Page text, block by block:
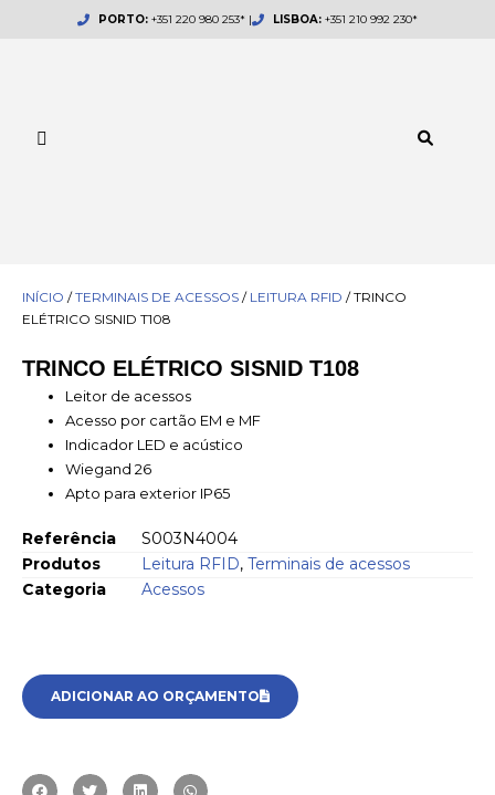
PORTO: +351 220 980 253* | LISBOA:+351 210 992 230*
INÍCIO /TERMINAIS DE ACESSOS / LEITURA RFID / TRINCO
ELÉTRICO SISNID T108
TRINCO ELÉTRICO SISNID T108
Leitor de acessos
Acesso por cartão EM e MF
Indicador LED e acústico
Wiegand 26
Apto para exterior IP65
Referência
S003N4004
Produtos
Leitura RFID, Terminais de acessos
Categoria
Acessos
ADICIONAR AO ORÇAMENTO